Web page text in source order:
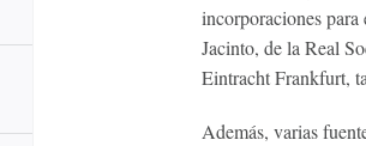
incorporaciones
Jacinto, de la Real
Eintracht Frankfurt,
Además, varias